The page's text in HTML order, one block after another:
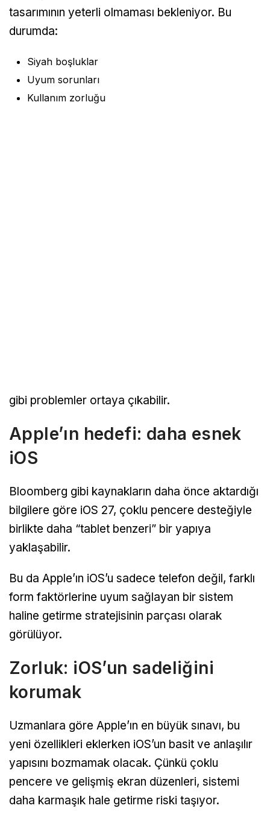
tasarımının yeterli olmaması bekleniyor. Bu
durumda:
Siyah boşluklar
Uyum sorunları
Kullanım zorluğu
gibi problemler ortaya çıkabilir.
Apple’ın hedefi: daha esnek
iOS
Bloomberg gibi kaynakların daha önce aktardığı
bilgilere göre iOS 27, çoklu pencere desteğiyle
birlikte daha “tablet benzeri” bir yapıya
yaklaşabilir.
Bu da Apple’ın iOS’u sadece telefon değil, farklı
form faktörlerine uyum sağlayan bir sistem
haline getirme stratejisinin parçası olarak
görülüyor.
Zorluk: iOS’un sadeliğini
korumak
Uzmanlara göre Apple’ın en büyük sınavı, bu
yeni özellikleri eklerken iOS’un basit ve anlaşılır
yapısını bozmamak olacak. Çünkü çoklu
pencere ve gelişmiş ekran düzenleri, sistemi
daha karmaşık hale getirme riski taşıyor.